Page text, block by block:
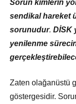
Sorun kimlerin
sendikal hareket
sorunudur. DİSK
yenilenme
Zaten olağanüstü
göstergesidir.